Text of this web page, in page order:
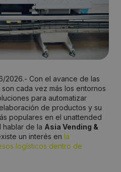
2026.- Con el avance de las
cada vez más los entornos
para automatizar
de productos y su
populares en el unattended
hablar de la Asia Vending &
un interés en la
logísticos dentro de